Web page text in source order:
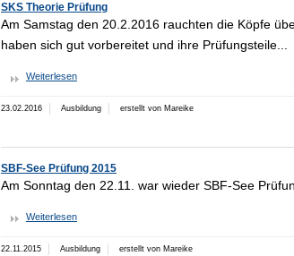
SKS Theorie Prüfung
Am Samstag den 20.2.2016 rauchten die Köpfe
haben sich gut vorbereitet und ihre Prüfungsteile...
Weiterlesen
23.02.2016 Ausbildung erstellt von Mareike
SBF-See Prüfung 2015
Am Sonntag den 22.11. war wieder SBF-See
Weiterlesen
22.11.2015 Ausbildung erstellt von Mareike